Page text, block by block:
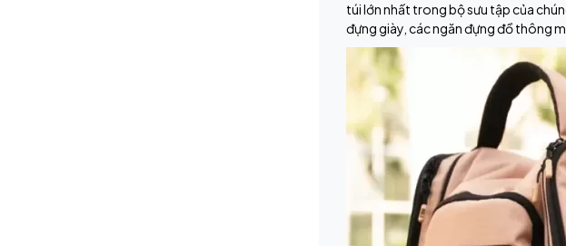
túi lớn nhất trong bộ sưu tập của
đựng giày, các ngăn đựng đồ thông